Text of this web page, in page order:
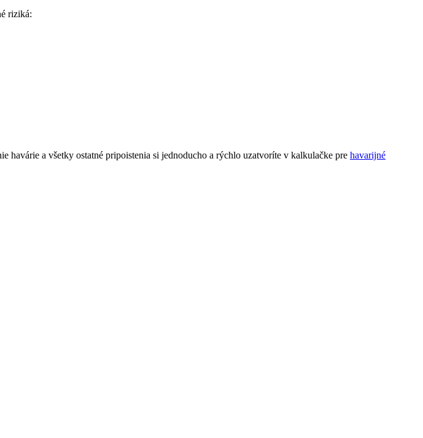
riziká:
havárie a všetky ostatné pripoistenia si jednoducho a rýchlo uzatvoríte v kalkulačke pre havarijné